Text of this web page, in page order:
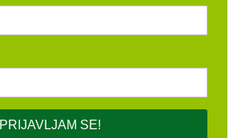
PRIJAVLJAM SE!